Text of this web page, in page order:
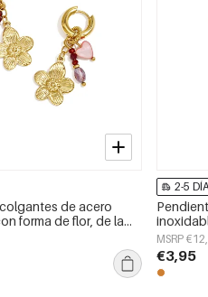
de acero
forma de flor, de la
joyería para mujer.
2-5
joyería
MSRP
€3,95